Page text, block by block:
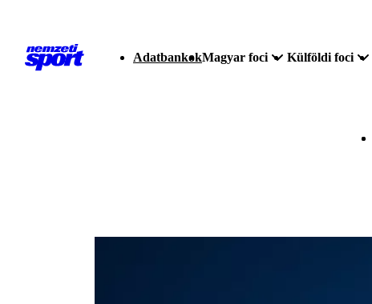
AdatbankokMagyar foci Külföldi foci